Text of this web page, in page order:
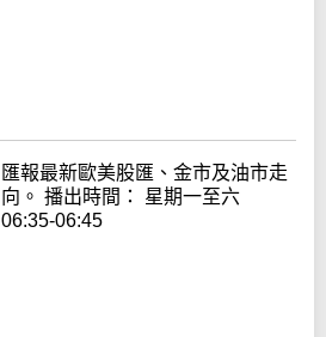
匯報最新歐美股匯、金市及油市走
向。 播出時間： 星期一至六
06:35-06:45